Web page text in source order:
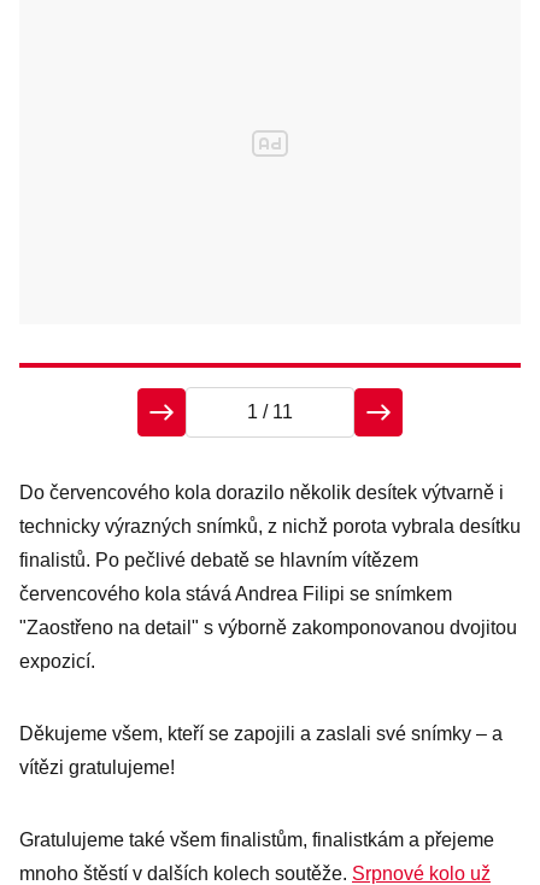
1 / 11
Do červencového kola dorazilo několik desítek výtvarně i
technicky výrazných snímků, z nichž porota vybrala desítku
finalistů. Po pečlivé debatě se hlavním vítězem
červencového kola stává Andrea Filipi se snímkem
"Zaostřeno na detail" s výborně zakomponovanou dvojitou
expozicí.
Děkujeme všem, kteří se zapojili a zaslali své snímky – a
vítězi gratulujeme!
Gratulujeme také všem finalistům, finalistkám a přejeme
mnoho štěstí v dalších kolech soutěže. Srpnové kolo už